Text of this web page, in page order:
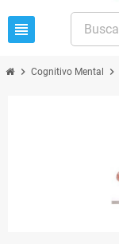
view_headline
chevron_right Cognitivo Mental chevron_right